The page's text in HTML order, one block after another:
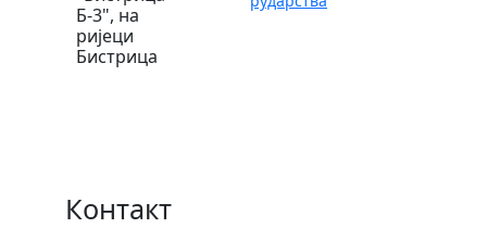
Б-3", на
ријеци
Бистрица
Контакт